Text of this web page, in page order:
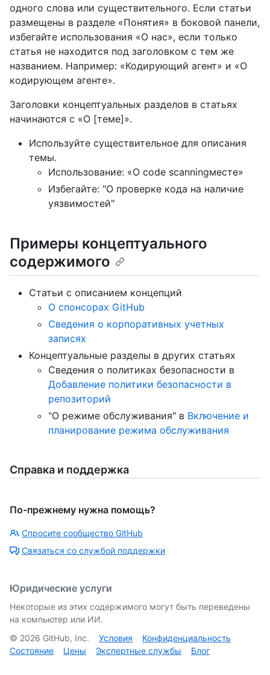
одного слова или существительного. Если статьи
размещены в разделе «Понятия» в боковой панели,
избегайте использования «О нас», если только
статья не находится под заголовком с тем же
названием. Например: «Кодирующий агент» и «О
кодирующем агенте».
Заголовки концептуальных разделов в статьях
начинаются с «О [теме]».
Используйте существительное для описания
темы.
Использование: «О code scanningместе»
Избегайте: "О проверке кода на наличие
уязвимостей"
Примеры концептуального
содержимого
Статьи с описанием концепций
О спонсорах GitHub
Сведения о корпоративных учетных
записях
Концептуальные разделы в других статьях
Сведения о политиках безопасности в
Добавление политики безопасности в
репозиторий
"О режиме обслуживания" в Включение и
планирование режима обслуживания
Справка и поддержка
По-прежнему нужна помощь?
Спросите сообщество GitHub
Связаться со службой поддержки
Юридические услуги
Некоторые из этих содержимого могут быть переведены
на компьютер или ИИ.
© 2026 GitHub, Inc. Условия
Конфиденциальность
Состояние
Цены Экспертные службы Блог